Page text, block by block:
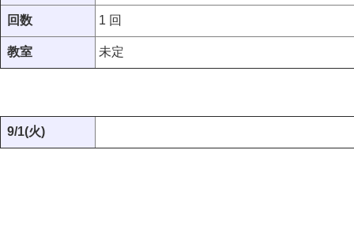
回数 1 回
教室 未定
9/1(火)